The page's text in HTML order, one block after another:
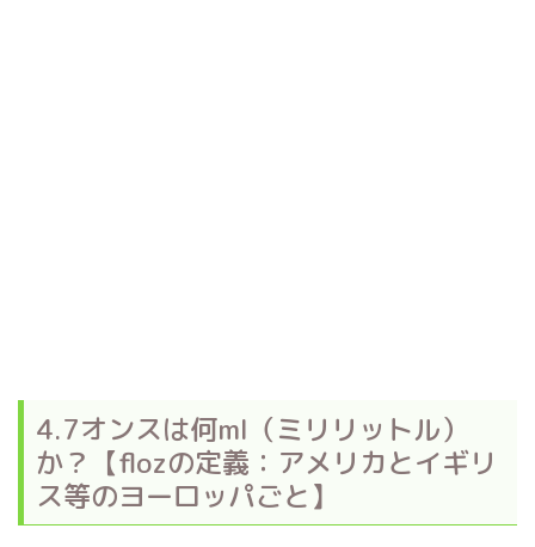
4.7オンスは何ml（ミリリットル）
か？【flozの定義：アメリカとイギリ
ス等のヨーロッパごと】